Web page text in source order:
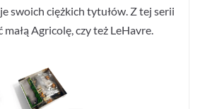
swoich ciężkich tytułów. Z tej serii
Agricolę, czy też LeHavre.